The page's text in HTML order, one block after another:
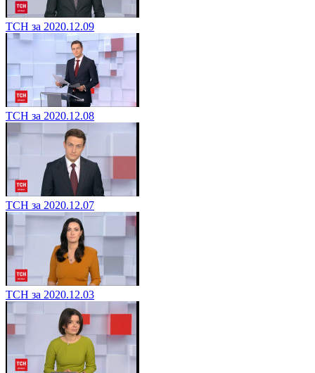
ТСН за 2020.12.09
ТСН за 2020.12.08
ТСН за 2020.12.07
ТСН за 2020.12.03